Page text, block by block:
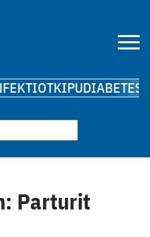
KIPUDIABETES
Parturit